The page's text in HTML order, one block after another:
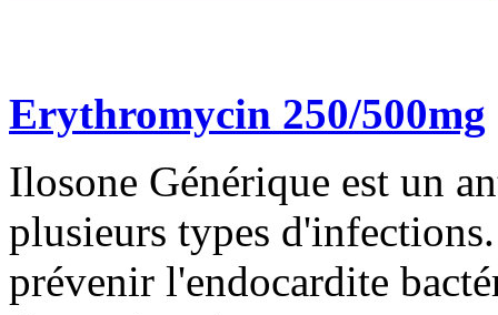
Erythromycin 250/500mg
Ilosone Générique est un
plusieurs types
prévenir l'endocardite